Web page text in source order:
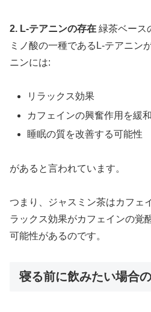
2. L-テアニンの存在 緑茶ベース
ミノ酸の一種であるL-テアニン
ニンには:
リラックス効果
カフェインの興奮作用を緩
睡眠の質を改善する可能性
があると言われています。
つまり、ジャスミン茶はカフェ
ラックス効果がカフェインの覚
可能性があるのです。
寝る前に飲みたい場合